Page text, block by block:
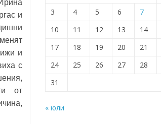
и
и
с
от
3
4 5 6 7
10
11 12 13 14
17
18 19 20 21
24
25 26 27 28
31
« юли